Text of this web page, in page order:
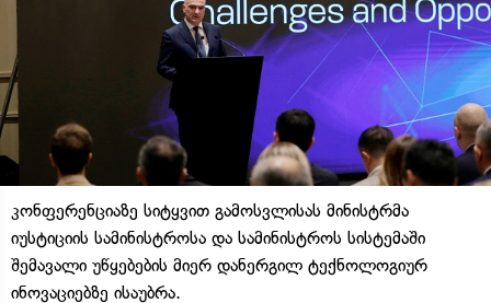
კონფერენციაზე სიტყვით გამოსვლისას მინისტრმა
იუსტიციის სამინისტროსა და სამინისტროს სისტემაში
შემავალი უწყებების მიერ დანერგილ ტექნოლოგიურ
ინოვაციებზე ისაუბრა.